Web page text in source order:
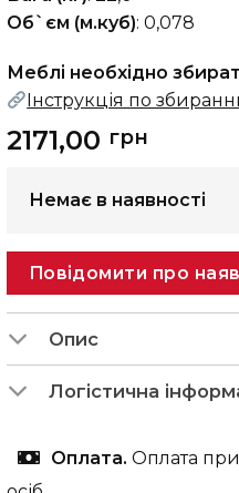
Об`єм (м.куб): 0,078
Меблі необхідно
Інструкція по
2171,00 грн
Немає в наявності
Повідомити про
Опис
Логістична
Оплата. Оплата